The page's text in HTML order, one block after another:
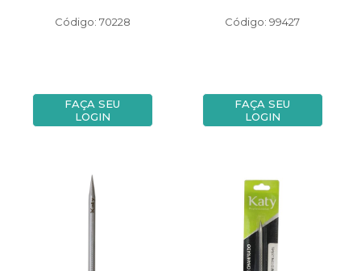
Código: 70228
FAÇA SEU
LOGIN
Código: 99427
FAÇA SEU
LOGIN